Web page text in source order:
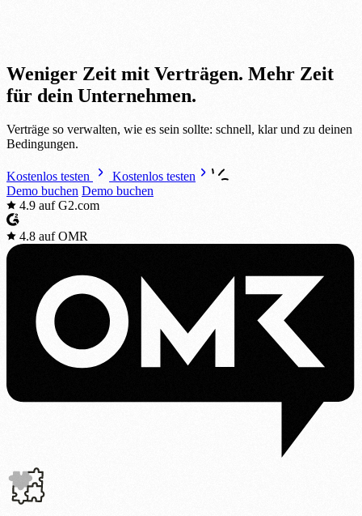
Weniger Zeit mit Verträgen. Mehr Zeit
für dein Unternehmen.
Verträge so verwalten, wie es sein sollte: schnell, klar und zu deinen
Bedingungen.
Kostenlos testen
Kostenlos testen
Demo buchen Demo buchen
4.9 auf G2.com
4.8 auf OMR